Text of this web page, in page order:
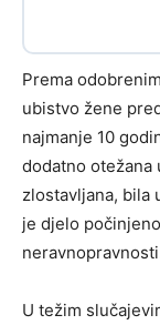
Prema
ubistvo žene
najmanje 10
dodatno otežana
zlostavljana, bila
je djelo
U težim